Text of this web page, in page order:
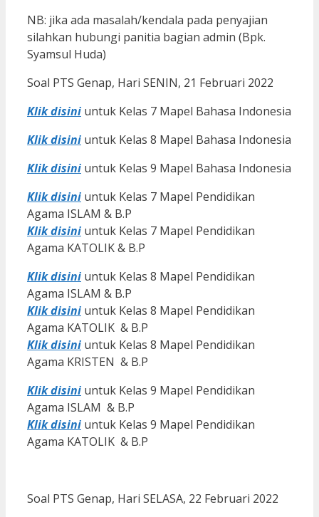
NB: jika ada masalah/kendala pada penyajian
silahkan hubungi panitia bagian admin (Bpk.
Syamsul Huda)
Soal PTS Genap, Hari SENIN, 21 Februari 2022
Klik disini untuk Kelas 7 Mapel Bahasa Indonesia
Klik disini untuk Kelas 8 Mapel Bahasa Indonesia
Klik disini untuk Kelas 9 Mapel Bahasa Indonesia
Klik disini untuk Kelas 7 Mapel Pendidikan
Agama ISLAM & B.P
Klik disini untuk Kelas 7 Mapel Pendidikan
Agama KATOLIK & B.P
Klik disini untuk Kelas 8 Mapel Pendidikan
Agama ISLAM & B.P
Klik disini untuk Kelas 8 Mapel Pendidikan
Agama KATOLIK & B.P
Klik disini untuk Kelas 8 Mapel Pendidikan
Agama KRISTEN & B.P
Klik disini untuk Kelas 9 Mapel Pendidikan
Agama ISLAM & B.P
Klik disini untuk Kelas 9 Mapel Pendidikan
Agama KATOLIK & B.P
Soal PTS Genap, Hari SELASA, 22 Februari 2022